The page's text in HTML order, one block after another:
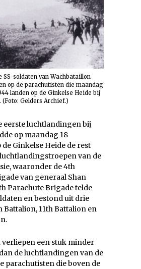
SS-soldaten van Wachbataillon
op de parachutisten die maandag
landen op de Ginkelse Heide bij
(Foto: Gelders Archief.)
eerste luchtlandingen bij
op maandag 18
Ginkelse Heide de rest
van de
waaronder de 4th
van generaal Shan
Parachute Brigade telde
en bestond uit drie
Battalion, 11th Battalion en
een stuk minder
de luchtlandingen van de
parachutisten die boven de